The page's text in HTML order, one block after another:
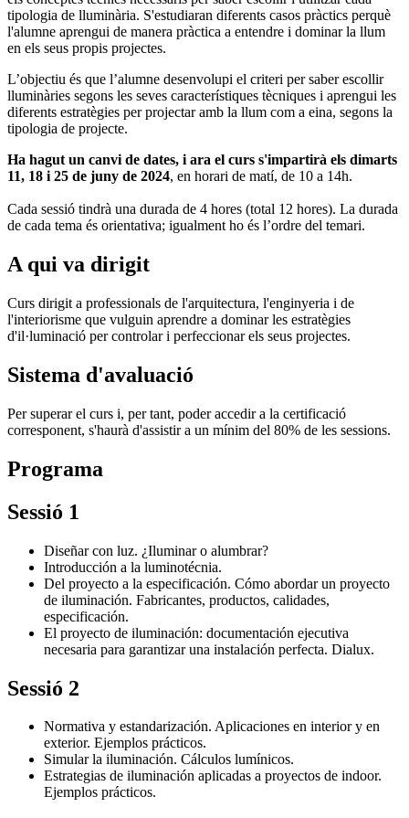
tipologia de lluminària. S'estudiaran diferents casos pràctics perquè
l'alumne aprengui de manera pràctica a entendre i dominar la llum
en els seus propis projectes.
L’objectiu és que l’alumne desenvolupi el criteri per saber escollir
lluminàries segons les seves característiques tècniques i aprengui les
diferents estratègies per projectar amb la llum com a eina, segons la
tipologia de projecte.
Ha hagut un canvi de dates, i ara el curs s'impartirà els dimarts
11, 18 i 25 de juny de 2024, en horari de matí, de 10 a 14h.
Cada sessió tindrà una durada de 4 hores (total 12 hores). La durada
de cada tema és orientativa; igualment ho és l’ordre del temari.
A qui va dirigit
Curs dirigit a professionals de l'arquitectura, l'enginyeria i de
l'interiorisme que vulguin aprendre a dominar les estratègies
d'il·luminació per controlar i perfeccionar els seus projectes.
Sistema d'avaluació
Per superar el curs i, per tant, poder accedir a la certificació
corresponent, s'haurà d'assistir a un mínim del 80% de les sessions.
Programa
Sessió 1
Diseñar con luz. ¿Iluminar o alumbrar?
Introducción a la luminotécnia.
Del proyecto a la especificación. Cómo abordar un proyecto
de iluminación. Fabricantes, productos, calidades,
especificación.
El proyecto de iluminación: documentación ejecutiva
necesaria para garantizar una instalación perfecta. Dialux.
Sessió 2
Normativa y estandarización. Aplicaciones en interior y en
exterior. Ejemplos prácticos.
Simular la iluminación. Cálculos lumínicos.
Estrategias de iluminación aplicadas a proyectos de indoor.
Ejemplos prácticos.